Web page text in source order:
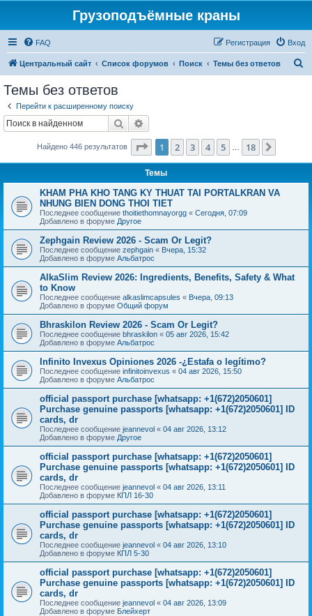
Грузоподъёмные краны
FAQ Вход
Регистрация
Центральный сайт Список форумов Поиск Темы без ответов
Темы без ответов
Перейти к расширенному поиску
Поиск
Найдено 446 результатов Страница из 18
1 2 3 4 5 18
Темы
KHAM PHA KHO TANG KY THUAT TAI PORTALKRAN VA
NHUNG BIEN DONG THOI TIET
Последнее сообщение thoitiethomnayorgg « Сегодня, 07:09
Добавлено в форуме Другое
Zephgain Review 2026 - Scam Or Legit?
Последнее сообщение zephgain « Вчера, 15:32
Добавлено в форуме Альбатрос
AlkaSlim Review 2026: Ingredients, Benefits, Safety & What
to Know
Последнее сообщение alkaslimcapsules « Вчера, 09:13
Добавлено в форуме Общий форум
Bhraskilon Review 2026 - Scam Or Legit?
Последнее сообщение bhraskilon « 05 авг 2026, 15:42
Добавлено в форуме Альбатрос
Infinito Invexus Opiniones 2026 -¿Estafa o legítimo?
Последнее сообщение infinitoinvexus « 04 авг 2026, 15:50
Добавлено в форуме Альбатрос
official passport purchase [whatsapp: +1(672)2050601]
Purchase genuine passports [whatsapp: +1(672)2050601] ID
cards, dr
Последнее сообщение jeannevol « 04 авг 2026, 13:12
Добавлено в форуме Другое
official passport purchase [whatsapp: +1(672)2050601]
Purchase genuine passports [whatsapp: +1(672)2050601] ID
cards, dr
Последнее сообщение jeannevol « 04 авг 2026, 13:11
Добавлено в форуме КПЛ 16-30
official passport purchase [whatsapp: +1(672)2050601]
Purchase genuine passports [whatsapp: +1(672)2050601] ID
cards, dr
Последнее сообщение jeannevol « 04 авг 2026, 13:10
Добавлено в форуме КПЛ 5-30
official passport purchase [whatsapp: +1(672)2050601]
Purchase genuine passports [whatsapp: +1(672)2050601] ID
cards, dr
Последнее сообщение jeannevol « 04 авг 2026, 13:09
Добавлено в форуме Блейхерт